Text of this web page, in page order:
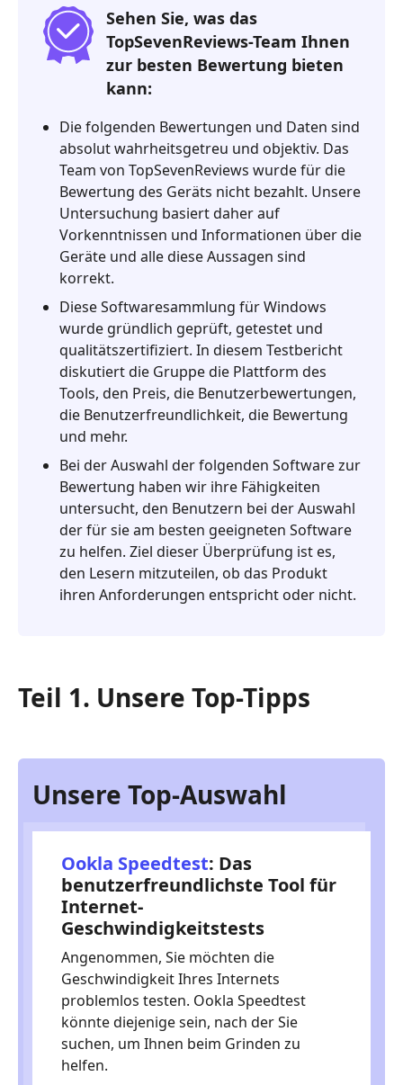
Tipps
Teil
2.
besten
Internet-
Geschwindigkeitstests
Teil
3.
Vergleich
des
Geschwindigkeitstests
Teil
4.
So
wählen
Sie
Internet-
Geschwindigkeitstest
aus
Teil
5.
Häufig
Internet-
Sehen Sie, was das
TopSevenReviews-Team Ihnen
zur besten Bewertung bieten
kann:
Die folgenden Bewertungen und Daten sind
absolut wahrheitsgetreu und objektiv. Das
Team von TopSevenReviews wurde für die
Bewertung des Geräts nicht bezahlt. Unsere
Untersuchung basiert daher auf
Vorkenntnissen und Informationen über die
Geräte und alle diese Aussagen sind
korrekt.
Diese Softwaresammlung für Windows
wurde gründlich geprüft, getestet und
qualitätszertifiziert. In diesem Testbericht
diskutiert die Gruppe die Plattform des
Tools, den Preis, die Benutzerbewertungen,
die Benutzerfreundlichkeit, die Bewertung
und mehr.
Bei der Auswahl der folgenden Software zur
Bewertung haben wir ihre Fähigkeiten
untersucht, den Benutzern bei der Auswahl
der für sie am besten geeigneten Software
zu helfen. Ziel dieser Überprüfung ist es,
den Lesern mitzuteilen, ob das Produkt
ihren Anforderungen entspricht oder nicht.
Teil 1. Unsere Top-Tipps
Unsere Top-Auswahl
Ookla Speedtest: Das
benutzerfreundlichste Tool für
Internet-
Geschwindigkeitstests
Angenommen, Sie möchten die
Geschwindigkeit Ihres Internets
problemlos testen. Ookla Speedtest
könnte diejenige sein, nach der Sie
suchen, um Ihnen beim Grinden zu
helfen.